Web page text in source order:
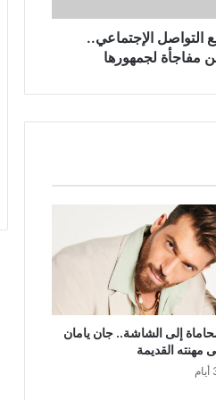
التواصل الإجتماعي..
لجمهورها
إلى الشاشة.. جان يامان
مهنته القديمة